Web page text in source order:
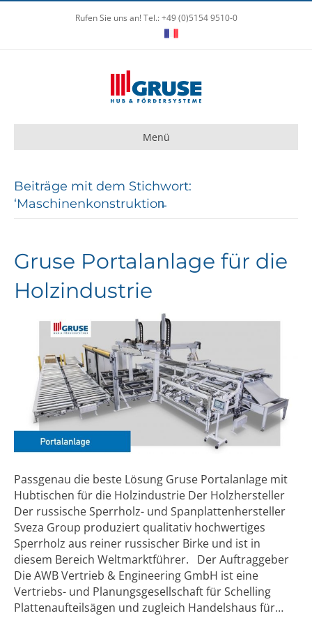
Rufen Sie uns an! Tel.: +49 (0)5154 9510-0
Menü
Beiträge mit dem Stichwort:
‘Maschinenkonstruktion̵
Gruse Portalanlage für die
Holzindustrie
Passgenau die beste Lösung Gruse Portalanlage mit
Hubtischen für die Holzindustrie Der Holzhersteller
Der russische Sperrholz- und Spanplattenhersteller
Sveza Group produziert qualitativ hochwertiges
Sperrholz aus reiner russischer Birke und ist in
diesem Bereich Weltmarktführer. Der Auftraggeber
Die AWB Vertrieb & Engineering GmbH ist eine
Vertriebs- und Planungsgesellschaft für Schelling
Plattenaufteilsägen und zugleich Handelshaus für…